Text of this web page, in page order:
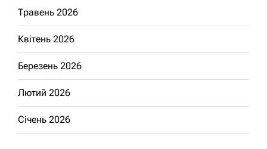
Травень 2026
Квітень 2026
Березень 2026
Лютий 2026
Січень 2026